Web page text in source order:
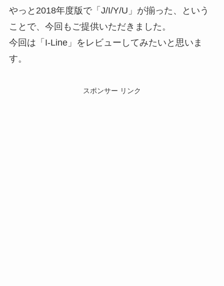
やっと2018年度版で「J/I/Y/U」が揃った、という
ことで、今回もご提供いただきました。
今回は「I-Line」をレビューしてみたいと思いま
す。
スポンサー リンク